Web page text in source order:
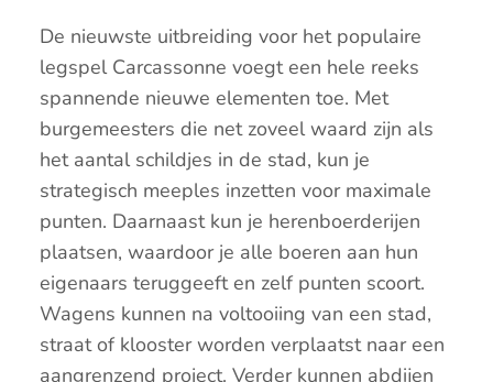
De nieuwste uitbreiding voor het populaire
legspel Carcassonne voegt een hele reeks
spannende nieuwe elementen toe. Met
burgemeesters die net zoveel waard zijn als
het aantal schildjes in de stad, kun je
strategisch meeples inzetten voor maximale
punten. Daarnaast kun je herenboerderijen
plaatsen, waardoor je alle boeren aan hun
eigenaars teruggeeft en zelf punten scoort.
Wagens kunnen na voltooiing van een stad,
straat of klooster worden verplaatst naar een
aangrenzend project. Verder kunnen abdijen